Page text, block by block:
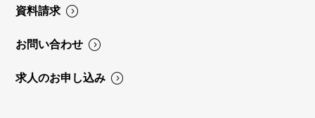
資料請求
お問い合わせ
求人のお申し込み